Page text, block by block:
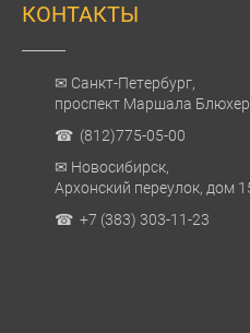
КОНТАКТЫ
✉ Санкт-Петербург,
проспект Маршала
☎ (812)775-05-00
✉ Новосибирск,
Архонский переулок, дом
☎ +7 (383) 303-11-23